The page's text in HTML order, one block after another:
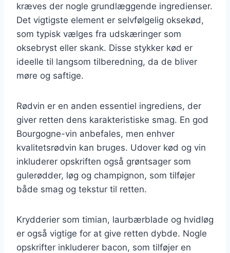
kræves der nogle grundlæggende ingredienser.
Det vigtigste element er selvfølgelig oksekød,
som typisk vælges fra udskæringer som
oksebryst eller skank. Disse stykker kød er
ideelle til langsom tilberedning, da de bliver
møre og saftige.
Rødvin er en anden essentiel ingrediens, der
giver retten dens karakteristiske smag. En god
Bourgogne-vin anbefales, men enhver
kvalitetsrødvin kan bruges. Udover kød og vin
inkluderer opskriften også grøntsager som
gulerødder, løg og champignon, som tilføjer
både smag og tekstur til retten.
Krydderier som timian, laurbærblade og hvidløg
er også vigtige for at give retten dybde. Nogle
opskrifter inkluderer bacon, som tilføjer en